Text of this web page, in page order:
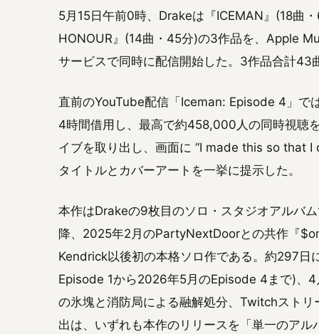
5月15日午前0時、Drakeは『ICEMAN』(18曲
HONOUR』(14曲・45分)の3作品を、Apple
サービスで同時に配信開始した。3作品合計43
直前のYouTube配信「Iceman: Episode 4」で
4時間借用し、最高で約458,000人の同時視聴
イブを取り出し、画面に “I made this so that
タイトルとカバーアートを一挙に提示した。
本作はDrakeの9枚目のソロ・スタジオアルバ
降、2025年2月のPartyNextDoorとの共作『
Kendrick以後初の本格ソロ作である。約297
Episode 1から2026年5月のEpisode 4まで)、
の氷塊と消防局による融解処分、Twitchスト
出は、いずれも本作のリリースを「単一のア